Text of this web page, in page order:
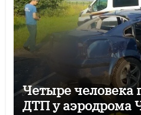
Четыре человека
ДТП у аэродрома